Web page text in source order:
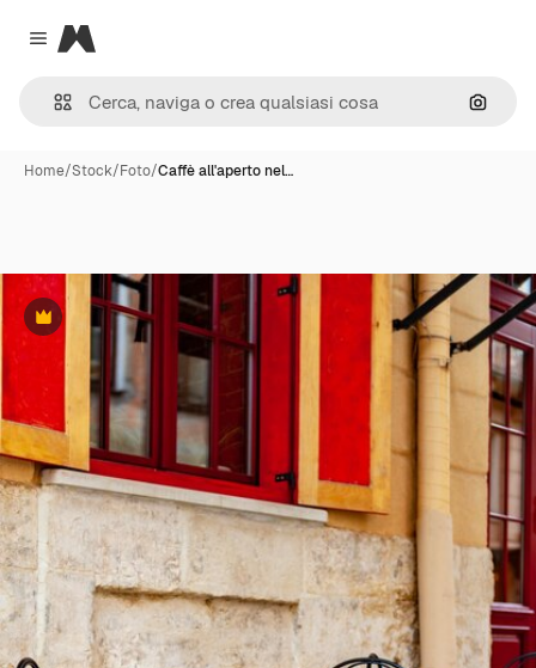
Close menu
Magnific
Cerca
Home/Stock/Foto/Caffè all'aperto nel…
Premium